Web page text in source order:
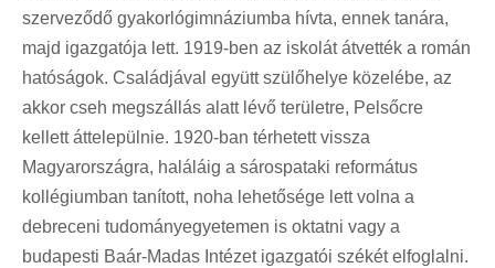
szerveződő gyakorlógimnáziumba hívta, ennek tanára,
majd igazgatója lett. 1919-ben az iskolát átvették a román
hatóságok. Családjával együtt szülőhelye közelébe, az
akkor cseh megszállás alatt lévő területre, Pelsőcre
kellett áttelepülnie. 1920-ban térhetett vissza
Magyarországra, haláláig a sárospataki református
kollégiumban tanított, noha lehetősége lett volna a
debreceni tudományegyetemen is oktatni vagy a
budapesti Baár-Madas Intézet igazgatói székét elfoglalni.